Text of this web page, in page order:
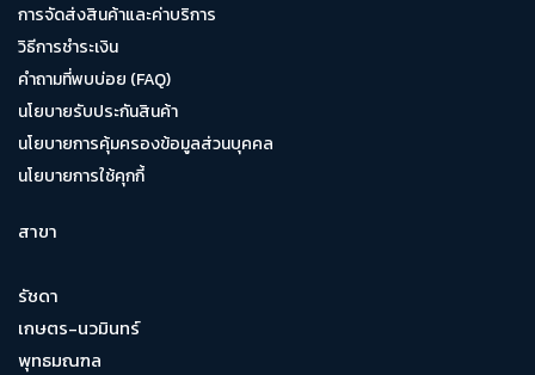
การจัดส่งสินค้าและค่าบริการ
วิธีการชำระเงิน
คำถามที่พบบ่อย (FAQ)
นโยบายรับประกันสินค้า
นโยบายการคุ้มครองข้อมูลส่วนบุคคล
นโยบายการใช้คุกกี้
สาขา
รัชดา
เกษตร-นวมินทร์
พุทธมณฑล